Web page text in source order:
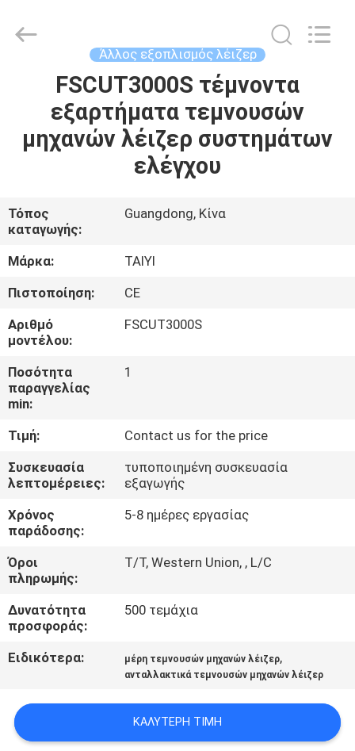
ΠΡΟΪΌΝΤΑ
ΣΧΕΤΙΚΆ
ΜΕ
ΕΜΆΣ
ΞΕΝΆΓΗΣΗ
ΣΤΟ
ΕΡΓΟΣΤΆΣΙΟ
ΕΠΙΚΟΙΝΩΝΉΣΤΕ
ΜΑΖΊ
ΝΈΑ
ΛΎΣΗ
SITEMAP
PRIVACY
POLICY
Company
Limited.
Άλλος εξοπλισμός λέιζερ
FSCUT3000S τέμνοντα
εξαρτήματα τεμνουσών
μηχανών λέιζερ συστημάτων
ελέγχου
Τόπος
καταγωγής:
Guangdong, Κίνα
Μάρκα:
TAIYI
Πιστοποίηση:
CE
Αριθμό
μοντέλου:
FSCUT3000S
Ποσότητα
παραγγελίας
min:
1
Τιμή:
Contact us for the price
Συσκευασία
λεπτομέρειες:
τυποποιημένη συσκευασία
εξαγωγής
Χρόνος
παράδοσης:
5-8 ημέρες εργασίας
Όροι
πληρωμής:
T/T, Western Union, , L/C
Δυνατότητα
προσφοράς:
500 τεμάχια
Ειδικότερα: μέρη τεμνουσών μηχανών λέιζερ,
ανταλλακτικά τεμνουσών μηχανών λέιζερ
ΚΑΛΎΤΕΡΗ ΤΙΜΉ